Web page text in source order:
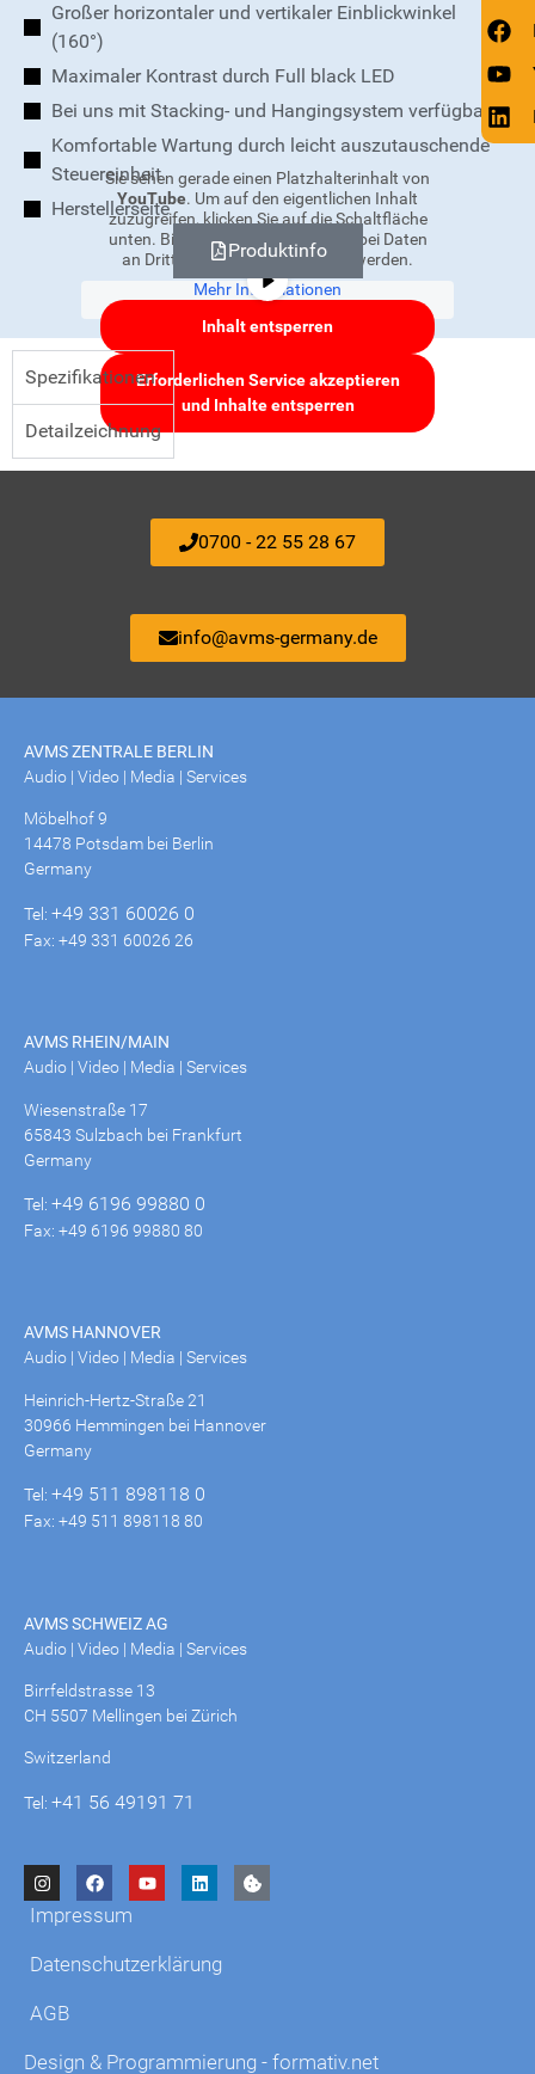
Großer horizontaler und vertikaler Einblickwinkel
(160°)
Maximaler Kontrast durch Full black LED
Bei uns mit Stacking- und Hangingsystem verfügbar
Komfortable Wartung durch leicht auszutauschende
Steuereinheit
Herstellerseite
Sie sehen gerade einen Platzhalterinhalt von
YouTube. Um auf den eigentlichen Inhalt
zuzugreifen, klicken Sie auf die Schaltfläche
unten. Bitte beachten Sie, dass dabei Daten
an Drittanbieter weitergegeben werden.
Mehr Informationen
Inhalt entsperren
Erforderlichen Service akzeptieren
und Inhalte entsperren
Produktinfo
Spezifikationen
Detailzeichnung
0700 - 22 55 28 67
info@avms-germany.de
AVMS ZENTRALE BERLIN
Audio | Video | Media | Services
Möbelhof 9
14478 Potsdam bei Berlin
Germany
Tel: +49 331 60026 0
Fax: +49 331 60026 26
AVMS RHEIN/MAIN
Audio | Video | Media | Services
Wiesenstraße 17
65843 Sulzbach bei Frankfurt
Germany
Tel: +49 6196 99880 0
Fax: +49 6196 99880 80
AVMS HANNOVER
Audio | Video | Media | Services
Heinrich-Hertz-Straße 21
30966 Hemmingen bei Hannover
Germany
Tel: +49 511 898118 0
Fax: +49 511 898118 80
AVMS SCHWEIZ AG
Audio | Video | Media | Services
Birrfeldstrasse 13
CH 5507 Mellingen bei Zürich
Switzerland
Tel: +41 56 49191 71
Impressum
Datenschutzerklärung
AGB
Design & Programmierung - formativ.net